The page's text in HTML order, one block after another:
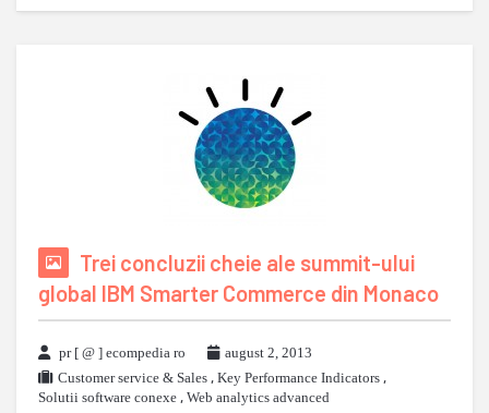
Trei concluzii cheie ale summit-ului
global IBM Smarter Commerce din Monaco
pr [ @ ] ecompedia ro
august 2, 2013
Customer service & Sales , Key Performance Indicators ,
Solutii software conexe , Web analytics advanced